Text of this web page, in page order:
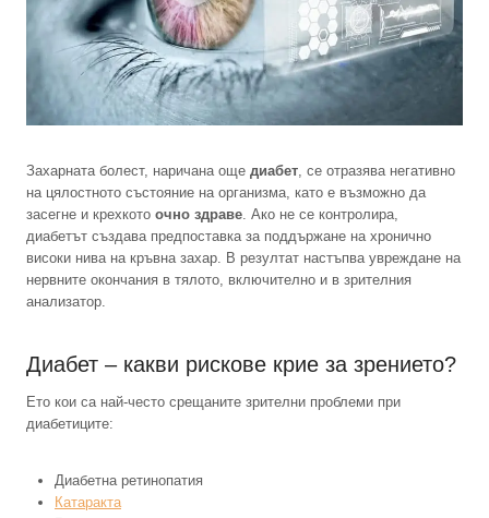
Захарната болест, наричана още диабет, се отразява негативно
на цялостното състояние на организма, като е възможно да
засегне и крехкото очно здраве. Ако не се контролира,
диабетът създава предпоставка за поддържане на хронично
високи нива на кръвна захар. В резултат настъпва увреждане на
нервните окончания в тялото, включително и в зрителния
анализатор.
Диабет – какви рискове крие за зрението?
Ето кои са най-често срещаните зрителни проблеми при
диабетиците:
Диабетна ретинопатия
Катаракта